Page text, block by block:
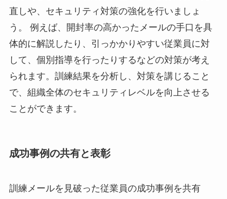
直しや、セキュリティ対策の強化を行いましょ
う。 例えば、開封率の高かったメールの手口を具
体的に解説したり、引っかかりやすい従業員に対
して、個別指導を行ったりするなどの対策が考え
られます。訓練結果を分析し、対策を講じること
で、組織全体のセキュリティレベルを向上させる
ことができます。
成功事例の共有と表彰
訓練メールを見破った従業員の成功事例を共有